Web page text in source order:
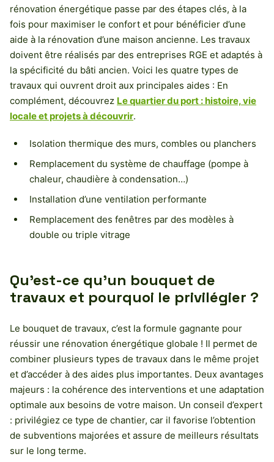
rénovation énergétique passe par des étapes clés, à la
fois pour maximiser le confort et pour bénéficier d’une
aide à la rénovation d’une maison ancienne. Les travaux
doivent être réalisés par des entreprises RGE et adaptés à
la spécificité du bâti ancien. Voici les quatre types de
travaux qui ouvrent droit aux principales aides : En
complément, découvrez Le quartier du port : histoire, vie
locale et projets à découvrir.
Isolation thermique des murs, combles ou planchers
Remplacement du système de chauffage (pompe à
chaleur, chaudière à condensation…)
Installation d’une ventilation performante
Remplacement des fenêtres par des modèles à
double ou triple vitrage
Qu’est-ce qu’un bouquet de
travaux et pourquoi le privilégier ?
Le bouquet de travaux, c’est la formule gagnante pour
réussir une rénovation énergétique globale ! Il permet de
combiner plusieurs types de travaux dans le même projet
et d’accéder à des aides plus importantes. Deux avantages
majeurs : la cohérence des interventions et une adaptation
optimale aux besoins de votre maison. Un conseil d’expert
: privilégiez ce type de chantier, car il favorise l’obtention
de subventions majorées et assure de meilleurs résultats
sur le long terme.